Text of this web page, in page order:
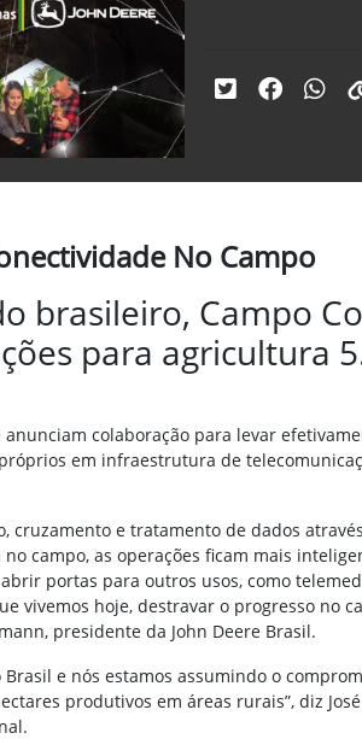
No Campo
brasileiro, Campo
para agricultura
anunciam colaboração para levar
em infraestrutura de
cruzamento e tratamento de dados
campo, as operações ficam mais
portas para outros usos, como
vivemos hoje, destravar o progresso
presidente da John Deere Brasil.
e nós estamos assumindo o
produtivos em áreas rurais”, diz